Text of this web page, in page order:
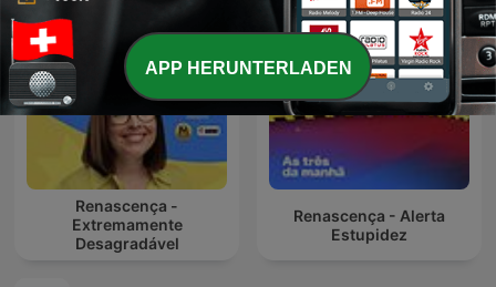
Renascença -
Extremamente
Desagradável
Renascença - Alerta
Estupidez
APP HERUNTERLADEN